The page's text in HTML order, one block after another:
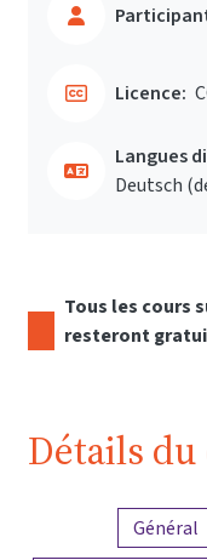
Licence:
Langues
Deutsch
Tous les cours
resteront
Détails
Aperçu du Général